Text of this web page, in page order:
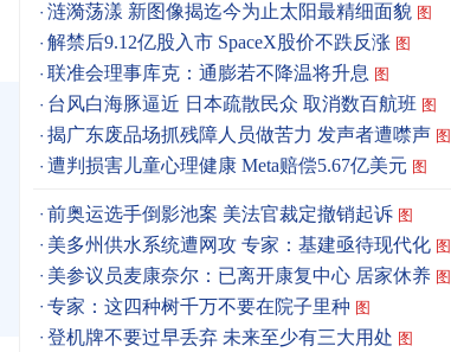
涟漪荡漾 新图像揭迄今为止太阳最精细面貌 图
解禁后9.12亿股入市 SpaceX股价不跌反涨 图
联准会理事库克：通膨若不降温将升息 图
台风白海豚逼近 日本疏散民众 取消数百航班 图
揭广东废品场抓残障人员做苦力 发声者遭噤声 图
遭判损害儿童心理健康 Meta赔偿5.67亿美元 图
前奥运选手倒影池案 美法官裁定撤销起诉 图
美多州供水系统遭网攻 专家：基建亟待现代化 图
美参议员麦康奈尔：已离开康复中心 居家休养 图
专家：这四种树千万不要在院子里种 图
登机牌不要过早丢弃 未来至少有三大用处 图